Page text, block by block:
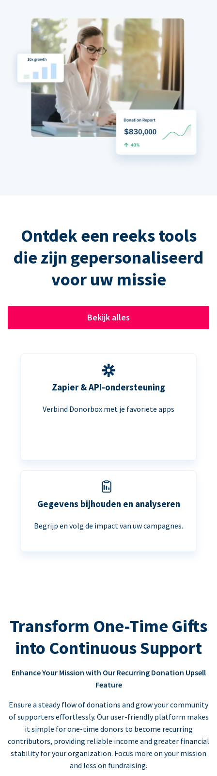
Ontdek een reeks tools
die zijn gepersonaliseerd
voor uw missie
Bekijk alles
Zapier & API-ondersteuning
Verbind Donorbox met je favoriete apps
Gegevens bijhouden en analyseren
Begrijp en volg de impact van uw campagnes.
Transform One-Time Gifts
into Continuous Support
Enhance Your Mission with Our Recurring Donation Upsell
Feature
Ensure a steady flow of donations and grow your community
of supporters effortlessly. Our user-friendly platform makes
it simple for one-time donors to become recurring
contributors, providing reliable income and greater financial
stability for your organization. Focus more on your mission
and less on fundraising.